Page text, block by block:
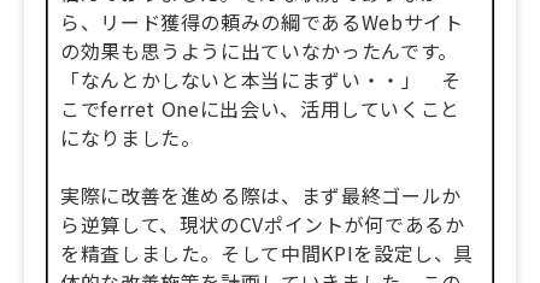
ら、リード獲得の頼みの綱であるWebサイト
の効果も思うように出ていなかったんです。
「なんとかしないと本当にまずい・・」 そ
こでferret Oneに出会い、活用していくこと
になりました。
実際に改善を進める際は、まず最終ゴールか
ら逆算して、現状のCVポイントが何であるか
を精査しました。そして中間KPIを設定し、具